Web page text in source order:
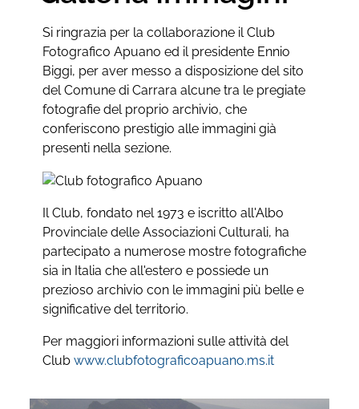
Si ringrazia per la collaborazione il Club
Fotografico Apuano ed il presidente Ennio
Biggi, per aver messo a disposizione del sito
del Comune di Carrara alcune tra le pregiate
fotografie del proprio archivio, che
conferiscono prestigio alle immagini già
presenti nella sezione.
Il Club, fondato nel 1973 e iscritto all'Albo
Provinciale delle Associazioni Culturali, ha
partecipato a numerose mostre fotografiche
sia in Italia che all'estero e possiede un
prezioso archivio con le immagini più belle e
significative del territorio.
Per maggiori informazioni sulle attività del
Club www.clubfotograficoapuano.ms.it